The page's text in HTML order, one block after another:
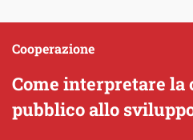
Come interpretare la
pubblico allo
Cooperazione